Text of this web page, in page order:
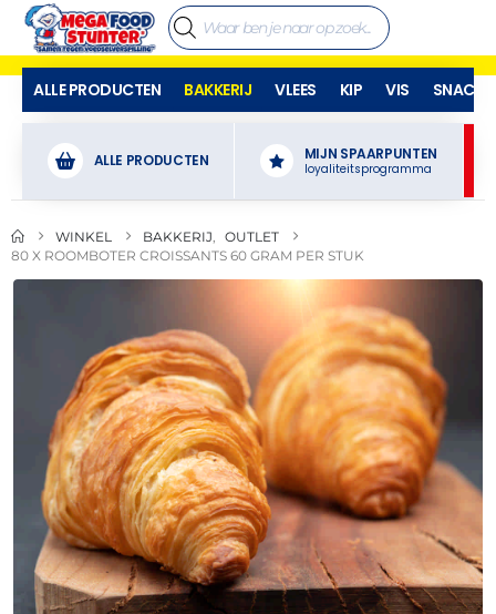
ALLE PRODUCTEN BAKKERIJ VLEES KIP VIS SNACKS
ALLE PRODUCTEN MIJN SPAARPUNTEN
loyaliteitsprogramma
WINKEL BAKKERIJ
OUTLET
80 X ROOMBOTER CROISSANTS 60 GRAM PER STUK